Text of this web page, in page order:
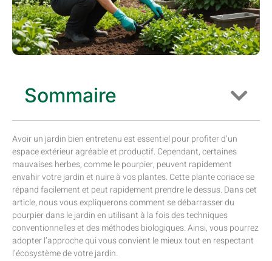
Sommaire
Avoir un jardin bien entretenu est essentiel pour profiter d’un
espace extérieur agréable et productif. Cependant, certaines
mauvaises herbes, comme le pourpier, peuvent rapidement
envahir votre jardin et nuire à vos plantes. Cette plante coriace se
répand facilement et peut rapidement prendre le dessus. Dans cet
article, nous vous expliquerons comment se débarrasser du
pourpier dans le jardin en utilisant à la fois des techniques
conventionnelles et des méthodes biologiques. Ainsi, vous pourrez
adopter l’approche qui vous convient le mieux tout en respectant
l’écosystème de votre jardin.